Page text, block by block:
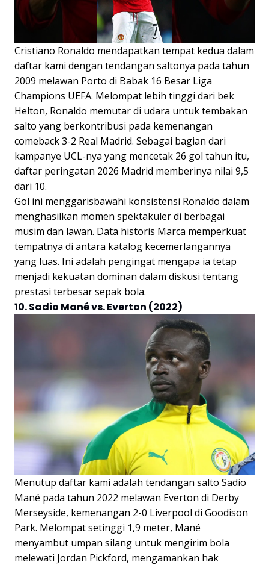
Cristiano Ronaldo mendapatkan tempat kedua dalam
daftar kami dengan tendangan saltonya pada tahun
2009 melawan Porto di Babak 16 Besar Liga
Champions UEFA. Melompat lebih tinggi dari bek
Helton, Ronaldo memutar di udara untuk tembakan
salto yang berkontribusi pada kemenangan
comeback 3-2 Real Madrid. Sebagai bagian dari
kampanye UCL-nya yang mencetak 26 gol tahun itu,
daftar peringatan 2026 Madrid memberinya nilai 9,5
dari 10.
Gol ini menggarisbawahi konsistensi Ronaldo dalam
menghasilkan momen spektakuler di berbagai
musim dan lawan. Data historis Marca memperkuat
tempatnya di antara katalog kecemerlangannya
yang luas. Ini adalah pengingat mengapa ia tetap
menjadi kekuatan dominan dalam diskusi tentang
prestasi terbesar sepak bola.
10. Sadio Mané vs. Everton (2022)
Menutup daftar kami adalah tendangan salto Sadio
Mané pada tahun 2022 melawan Everton di Derby
Merseyside, kemenangan 2-0 Liverpool di Goodison
Park. Melompat setinggi 1,9 meter, Mané
menyambut umpan silang untuk mengirim bola
melewati Jordan Pickford, mengamankan hak